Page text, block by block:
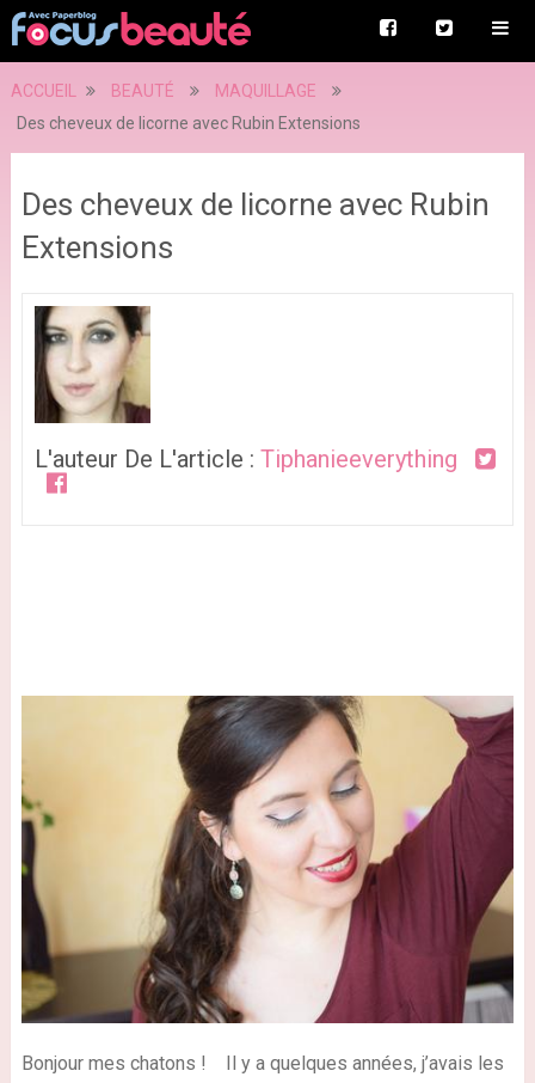
ACCUEIL BEAUTÉ
MAQUILLAGE
Des cheveux de licorne avec Rubin Extensions
Des cheveux de licorne avec Rubin
Extensions
L'auteur De L'article : Tiphanieeverything
Bonjour mes chatons ! Il y a quelques années, j’avais les